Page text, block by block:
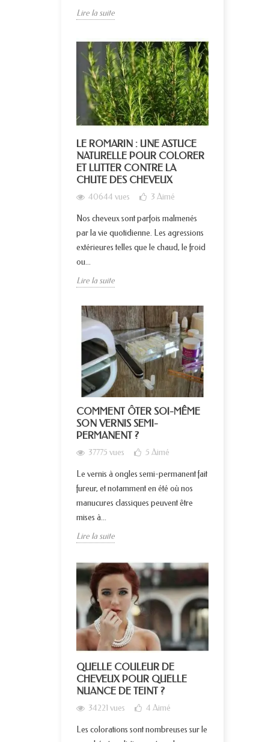
Lire la suite
LE ROMARIN : UNE ASTUCE
NATURELLE POUR COLORER
ET LUTTER CONTRE LA
CHUTE DES CHEVEUX
40644 vues 3 Aimé
Nos cheveux sont parfois malmenés
par la vie quotidienne. Les agressions
extérieures telles que le chaud, le froid
ou...
Lire la suite
COMMENT ÔTER SOI-MÊME
SON VERNIS SEMI-
PERMANENT ?
37775 vues 5 Aimé
Le vernis à ongles semi-permanent fait
fureur, et notamment en été où nos
manucures classiques peuvent être
mises à...
Lire la suite
QUELLE COULEUR DE
CHEVEUX POUR QUELLE
NUANCE DE TEINT ?
34221 vues 4 Aimé
Les colorations sont nombreuses sur le